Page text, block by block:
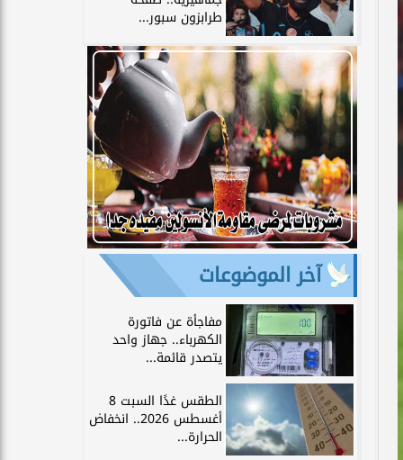
طرابزون سبور...
آخر الموضوعات
مفاجأة عن فاتورة
الكهرباء.. جهاز واحد
يتصدر قائمة...
الطقس غدًا السبت 8
أغسطس 2026.. انخفاض
الحرارة...